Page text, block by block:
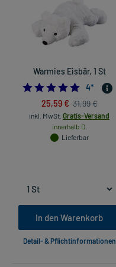
Warmies Eisbär, 1 St
5.0
4*
25,59 € 31,99 €
inkl. MwSt. Gratis-Versand
innerhalb D.
Lieferbar
In den Warenkorb
Detail- & Pflichtinformationen